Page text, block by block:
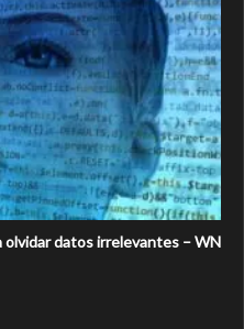
olvidar datos irrelevantes – WN